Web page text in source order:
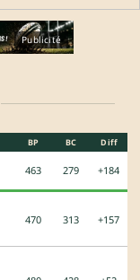
Publicité
BP BC Diff
463 279 +184
470 313 +157